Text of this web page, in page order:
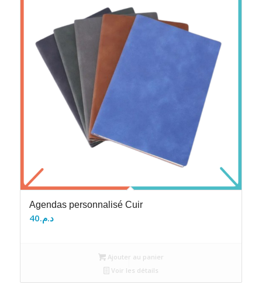
Agendas personnalisé Cuir
د.م.40
Ajouter au panier
Voir les détails